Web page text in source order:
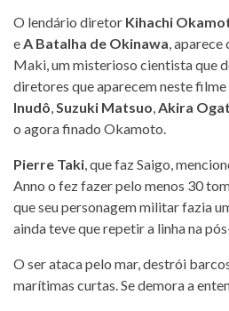
O lendário diretor Kihachi
eA Batalha de Okinawa, aparece
Maki, um misterioso cientista que
diretores que aparecem neste filme
Inudô,Suzuki Matsuo,Akira
o agora finado Okamoto.
Pierre Taki, que faz Saigo,
Anno o fez fazer pelo menos 30
que seu personagem militar fazia
ainda teve que repetir a linha na
O ser ataca pelo mar, destrói
marítimas curtas. Se demora a